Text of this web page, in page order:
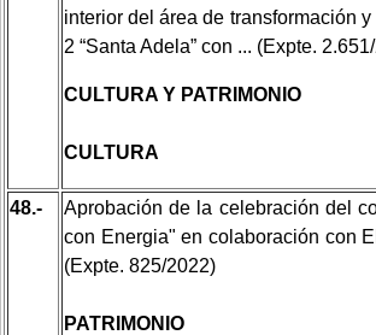
interior del área de transformación y
2 “Santa Adela” con ... (Expte.
CULTURA Y PATRIMONIO
CULTURA
48.-
Aprobación de la celebración del
con Energia" en colaboración con
(Expte. 825/2022)
PATRIMONIO